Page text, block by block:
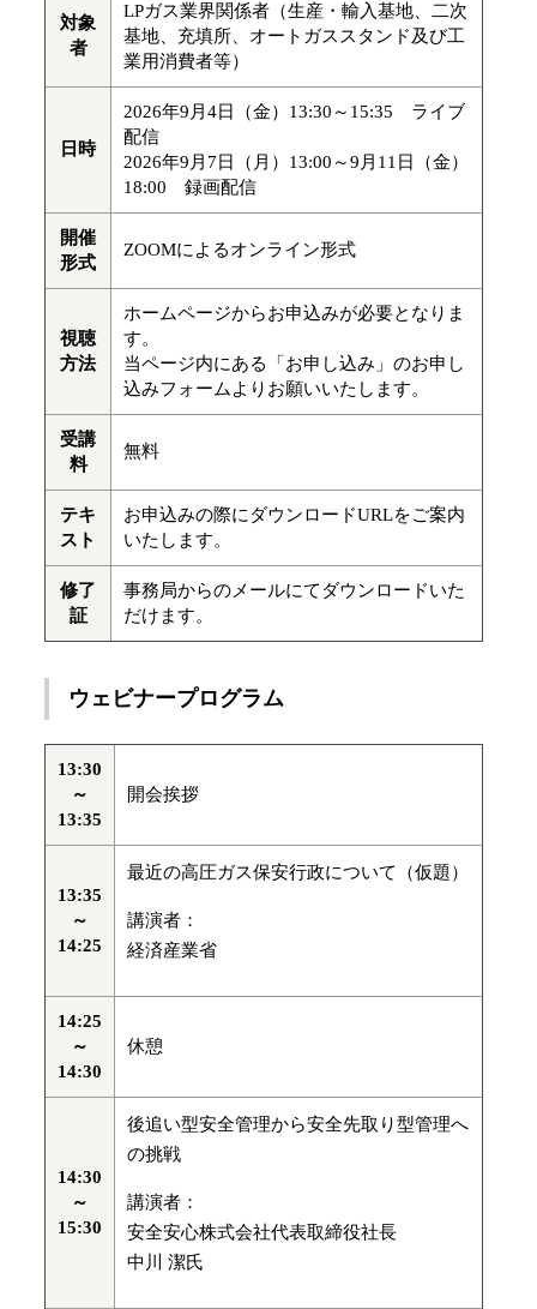
対象
者
LPガス業界関係者（生産・輸入基地、二次
基地、充填所、オートガススタンド及び工
業用消費者等）
日時
2026年9月4日（金）13:30～15:35 ライブ
配信
2026年9月7日（月）13:00～9月11日（金）
18:00 録画配信
開催
形式
ZOOMによるオンライン形式
視聴
方法
ホームページからお申込みが必要となりま
す。
当ページ内にある「お申し込み」のお申し
込みフォームよりお願いいたします。
受講
料
無料
テキ
スト
お申込みの際にダウンロードURLをご案内
いたします。
修了
証
事務局からのメールにてダウンロードいた
だけます。
ウェビナープログラム
13:30
～
13:35
開会挨拶
13:35
～
14:25
最近の高圧ガス保安行政について（仮題）
講演者：
経済産業省
14:25
～
14:30
休憩
14:30
～
15:30
後追い型安全管理から安全先取り型管理へ
の挑戦
講演者：
安全安心株式会社代表取締役社長
中川 潔氏